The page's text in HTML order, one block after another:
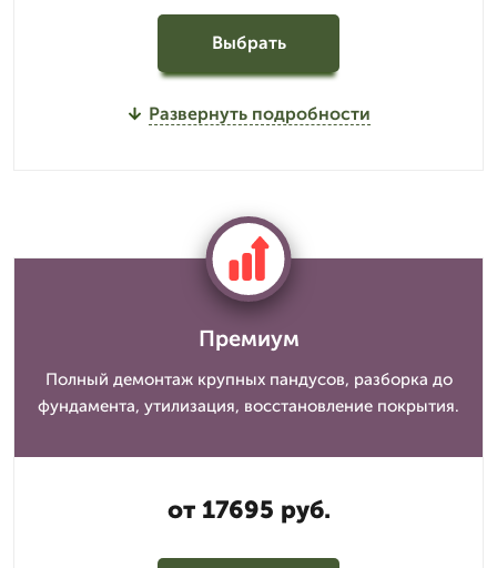
Выбрать
Развернуть подробности
Премиум
Полный демонтаж крупных пандусов, разборка до
фундамента, утилизация, восстановление покрытия.
от 17695 руб.